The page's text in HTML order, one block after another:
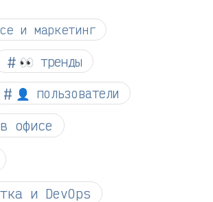
и маркетинг
👀 тренды
👤 пользователи
офисе
и DevOps